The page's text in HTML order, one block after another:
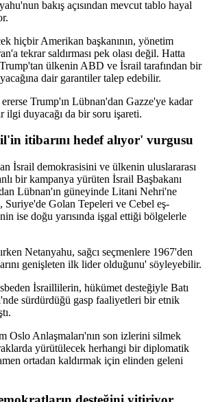
bakış açısından mevcut tablo hayal
hiçbir Amerikan başkanının, yönetim
tekrar saldırması pek olası değil. Hatta
ülkenin ABD ve İsrail tarafından bir
dair garantiler talep edebilir.
ererse Trump'ın Lübnan'dan Gazze'ye kadar
ilgi duyacağı da bir soru işareti.
itibarını hedef alıyor' vurgusu
İsrail demokrasisini ve ülkenin uluslararası
bir kampanya yürüten İsrail Başbakanı
Lübnan'ın güneyinde Litani Nehri'ne
Suriye'de Golan Tepeleri ve Cebel eş-
ise doğu yarısında işgal ettiği bölgelerle
Netanyahu, sağcı seçmenlere 1967'den
genişleten ilk lider olduğunu' söyleyebilir.
İsraillilerin, hükümet desteğiyle Batı
sürdürdüğü gasp faaliyetleri bir etnik
Oslo Anlaşmaları'nın son izlerini silmek
yürütülecek herhangi bir diplomatik
ortadan kaldırmak için elinden geleni